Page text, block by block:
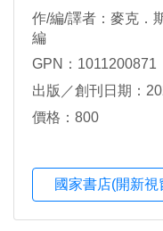
作/編/譯者：麥克．
編
GPN：1011200871
出版／創刊日期：
價格：800
國家書店(開新視